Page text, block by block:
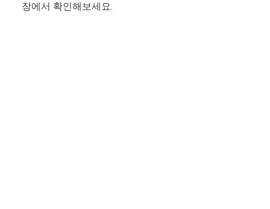
장에서 확인해보세요.